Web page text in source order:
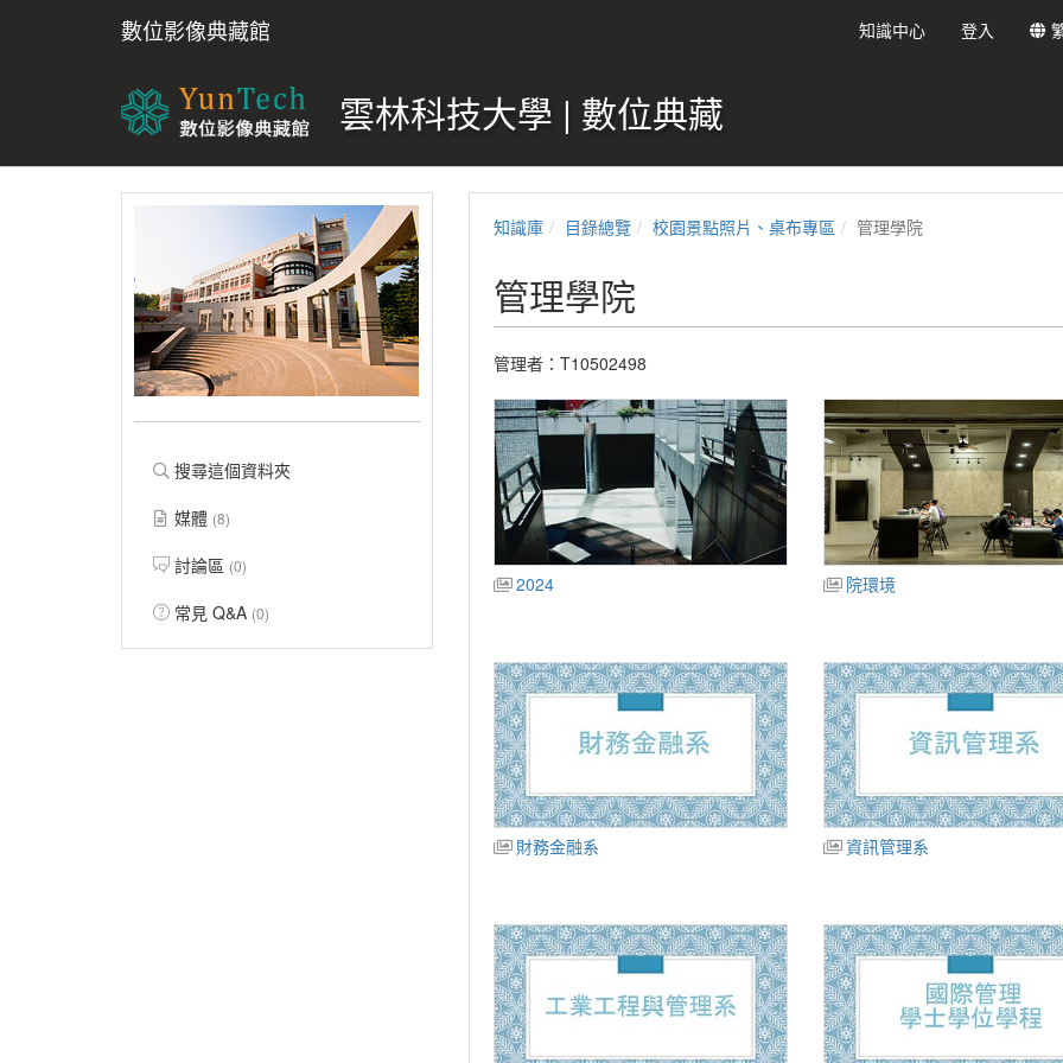
數位影像典藏館 知識中心 登入
雲林科技大學 | 數位典藏
搜尋這個資料夾
媒體 (8)
討論區 (0)
常見 Q&A (0)
知識庫 目錄總覽 校園景點照片、桌布專區 管理學院
管理學院
管理者：T10502498
2024 院環境
財務金融系 資訊管理系